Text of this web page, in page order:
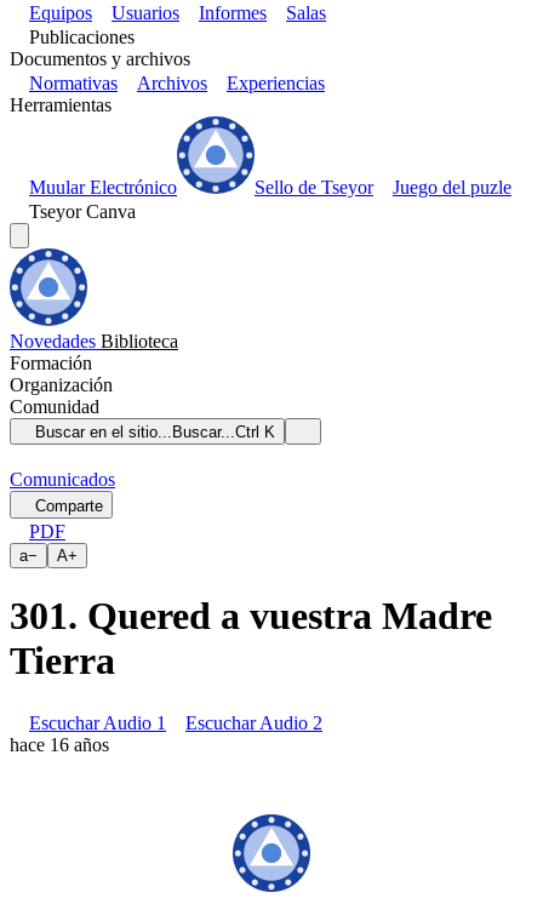
Equipos
Usuarios Informes
Salas
Publicaciones
Documentos y archivos
Normativas
Archivos
Experiencias
Herramientas
Muular Electrónico Sello de Tseyor
Juego del puzle
Tseyor Canva
Novedades Biblioteca
Formación
Organización
Comunidad
Buscar en el sitio... Buscar...Ctrl K
Comunicados
Comparte
PDF
a− A+
301. Quered a vuestra Madre
Tierra
Escuchar Audio 1
Escuchar Audio 2
hace 16 años